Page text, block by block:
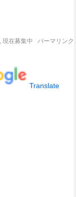
現在募集中 パーマリンク
Translate